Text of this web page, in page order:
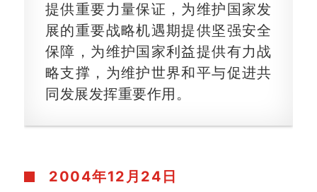
提供重要力量保证，为维护国家发
展的重要战略机遇期提供坚强安全
保障，为维护国家利益提供有力战
略支撑，为维护世界和平与促进共
同发展发挥重要作用。
2004年12月24日